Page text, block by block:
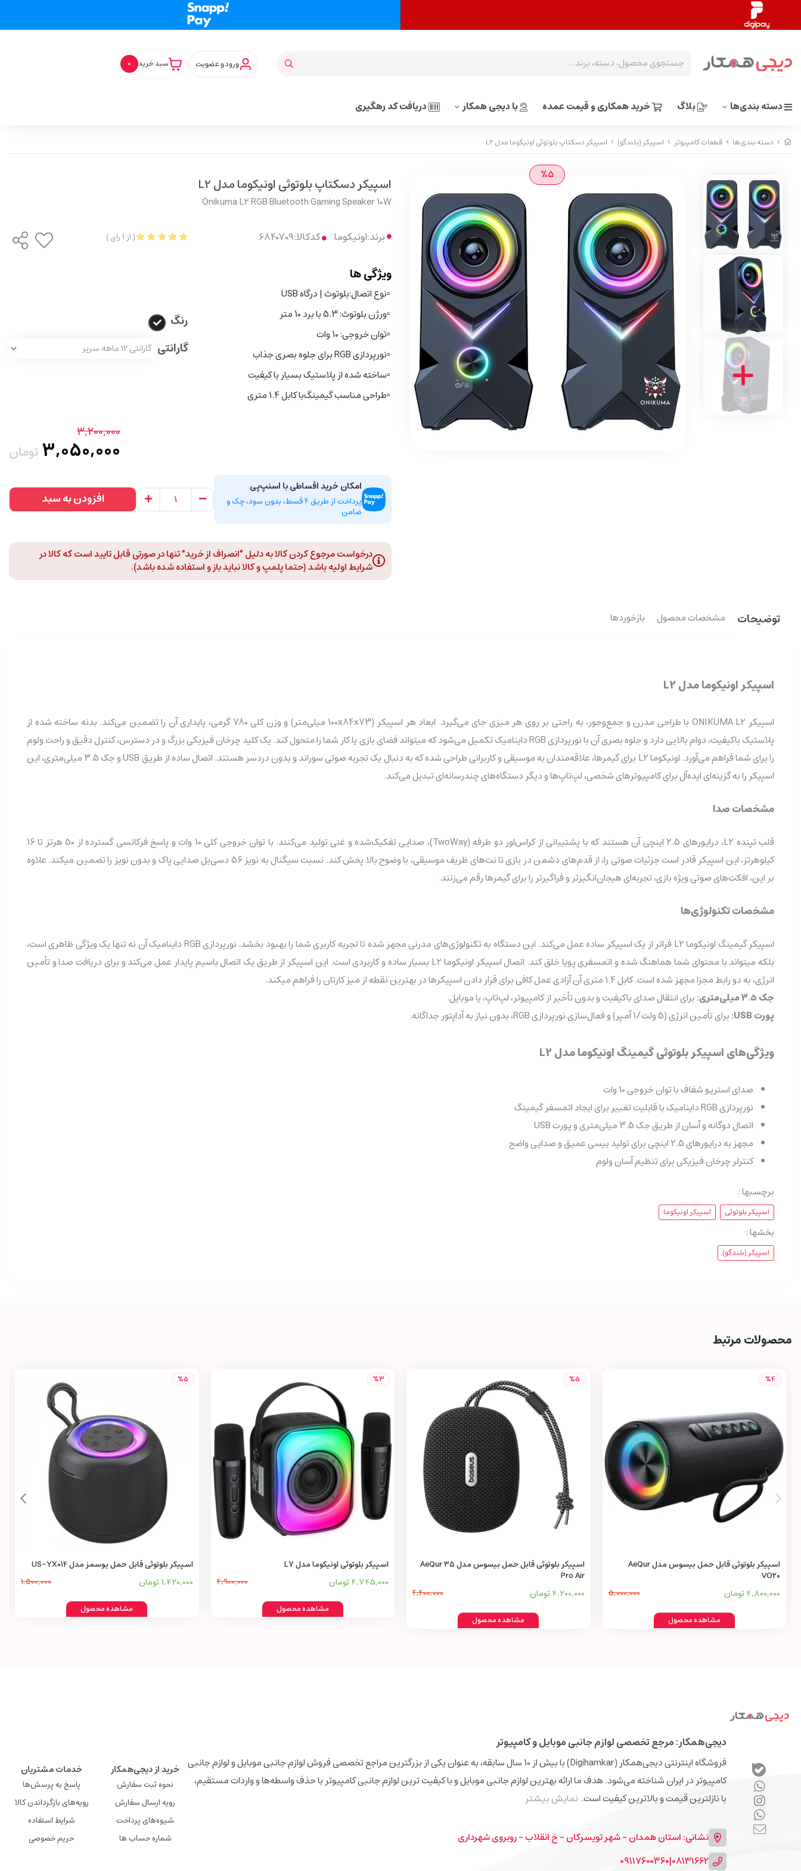
ورود و عضویت سبد خرید 0
دسته بندی‌ها بلاگ خرید همکاری و قیمت عمده با دیجی همکار دریافت کد رهگیری
دسته بندی‌ها قطعات کامپیوتر اسپیکر (بلندگو) اسپیکر دسکتاپ بلوتوثی اونیکوما مدل L2
%5 اسپیکر دسکتاپ بلوتوثی اونیکوما مدل L2
Onikuma L2 RGB Bluetooth Gaming Speaker 10W
برند:اونیکوما کدکالا: (از 1رای)
ویژگی ها
▫️نوع اتصال:بلوتوث | درگاه USB
▫️ورژن بلوتوث: 5.3 با برد 10 متر
▫️توان خروجی: 10 وات
▫️نورپردازی RGB برای جلوه بصری جذاب
▫️ساخته شده از پلاستیک بسیار با کیفیت
▫️طراحی مناسب گیمینگبا کابل 1.4 متری
رنگ
گارانتی
3,200,000
3,050,000 تومان
امکان خرید اقساطی با اسنپ‌پی
پرداخت از طریق 4 قسط، بدون سود، چک و
ضامن
افزودن به سبد
درخواست مرجوع کردن کالا به دلیل "انصراف از خرید" تنها در صورتی قابل تایید است که کالا در
شرایط اولیه باشد (حتما پلمپ و کالا نباید باز و استفاده شده باشد).
توضیحات مشخصات محصول بازخوردها
اسپیکر اونیکوما مدل L2
اسپیکر ONIKUMA L2 با طراحی مدرن و جمع‌وجور، به راحتی بر روی هر میزی جای می‌گیرد. ابعاد هر اسپیکر (100x84x73 میلی‌متر) و وزن کلی 780 گرمی، پایداری آن را تضمین می‌کند. بدنه ساخته شده از
پلاستیک باکیفیت، دوام بالایی دارد و جلوه بصری آن با نورپردازی RGB داینامیک تکمیل می‌شود که میتواند فضای بازی یا کار شما را متحول کند. یک کلید چرخان فیزیکی بزرگ و در دسترس، کنترل دقیق و راحت ولوم
را برای شما فراهم می‌آورد. اونیکوما L2 برای گیمرها، علاقه‌مندان به موسیقی و کاربرانی طراحی شده که به دنبال یک تجربه صوتی سوراند و بدون دردسر هستند. اتصال ساده از طریق USB و جک 3.5 میلی‌متری، این
اسپیکر را به گزینه‌ای ایده‌آل برای کامپیوترهای شخصی، لپ‌تاپ‌ها و دیگر دستگاه‌های چندرسانه‌ای تبدیل می‌کند.
مشخصات صدا
قلب تپنده L2، درایورهای 2.5 اینچی آن هستند که با پشتیبانی از کراس‌اور دو طرفه (TwoWay)، صدایی تفکیک‌شده و غنی تولید می‌کنند. با توان خروجی کلی 10 وات و پاسخ فرکانسی گسترده از 50 هرتز تا 16
کیلوهرتز، این اسپیکر قادر است جزئیات صوتی را، از قدم‌های دشمن در بازی تا نت‌های ظریف موسیقی، با وضوح بالا پخش کند. نسبت سیگنال به نویز 56 دسی‌بل صدایی پاک و بدون نویز را تضمین میکند. علاوه
بر این، افکت‌های صوتی ویژه بازی، تجربه‌ای هیجان‌انگیزتر و فراگیرتر را برای گیمرها رقم می‌زنند.
مشخصات تکنولوژی‌ها
اسپیکر گیمینگ اونیکوما L2 فراتر از یک اسپیکر ساده عمل می‌کند. این دستگاه به تکنولوژی‌های مدرنی مجهز شده تا تجربه کاربری شما را بهبود بخشد. نورپردازی RGB داینامیک آن نه تنها یک ویژگی ظاهری است،
بلکه میتواند با محتوای شما هماهنگ شده و اتمسفری پویا خلق کند. اتصال اسپیکر اونیکوما L2 بسیار ساده و کاربردی است. این اسپیکر از طریق یک اتصال باسیم پایدار عمل می‌کند و برای دریافت صدا و تأمین
انرژی، به دو رابط مجزا مجهز شده است. کابل 1.4 متری آن آزادی عمل کافی برای قرار دادن اسپیکرها در بهترین نقطه از میز کارتان را فراهم میکند.
جک 3.5 میلی‌متری:
برای انتقال صدای باکیفیت و بدون تأخیر از کامپیوتر، لپ‌تاپ، یا موبایل.
پورت USB:
برای تأمین انرژی (5 ولت/1 آمپر) و فعال‌سازی نورپردازی RGB، بدون نیاز به آداپتور جداگانه.
ویژگی‌های اسپیکر بلوتوثی گیمینگ اونیکوما مدل L2
صدای استریو شفاف با توان خروجی 10 وات
نورپردازی RGB داینامیک با قابلیت تغییر برای ایجاد اتمسفر گیمینگ
اتصال دوگانه و آسان از طریق جک 3.5 میلی‌متری و پورت USB
مجهز به درایورهای 2.5 اینچی برای تولید بیسی عمیق و صدایی واضح
کنترلر چرخان فیزیکی برای تنظیم آسان ولوم
برچسبها :
اسپیکر بلوتوثی اسپیکر اونیکوما
بخشها :
اسپیکر (بلندگو)
محصولات مرتبط
%4
اسپیکر بلوتوثی قابل حمل بیسوس مدل AeQur
VO20
4,800,000 تومان 5,000,000
مشاهده محصول
%5
اسپیکر بلوتوثی قابل حمل بیسوس مدل AeQur 35
Pro Air
4,200,000 تومان 4,400,000
مشاهده محصول
%3
اسپیکر بلوتوثی اونیکوما مدل L7
4,745,000 تومان 4,900,000
مشاهده محصول
%5
اسپیکر بلوتوثی قابل حمل یوسمز مدل US-YX014
1,420,000 تومان 1,500,000
مشاهده محصول
دیجی‌همکار: مرجع تخصصی لوازم جانبی موبایل و کامپیوتر
فروشگاه اینترنتی دیجی‌همکار (Digihamkar) با بیش از 10 سال سابقه، به عنوان یکی از بزرگترین مراجع تخصصی فروش لوازم جانبی موبایل و لوازم جانبی
کامپیوتر در ایران شناخته می‌شود. هدف ما ارائه بهترین لوازم جانبی موبایل و با کیفیت ترین لوازم جانبی کامپیوتر با حذف واسطه‌ها و واردات مستقیم،
با نازلترین قیمت و بالاترین کیفیت است. نمایش بیشتر
نشانی: استان همدان - شهر تویسرکان - خ انقلاب - روبروی شهرداری
08131662
|
09117600360
خرید از دیجی‌همکار
نحوه ثبت سفارش
رویه ارسال سفارش
شیوه‌های پرداخت
شماره حساب ها
خدمات مشتریان
پاسخ به پرسش‌ها
رویه‌های بازگرداندن کالا
شرایط استفاده
حریم خصوصی